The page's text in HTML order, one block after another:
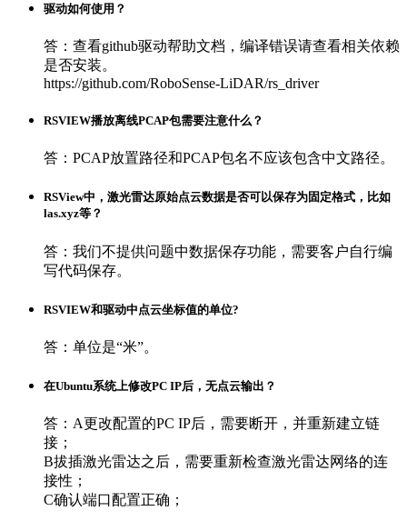
驱动如何使用？
答：查看github驱动帮助文档，编译错误请查看相关依赖
是否安装。
https://github.com/RoboSense-LiDAR/rs_driver
RSVIEW播放离线PCAP包需要注意什么？
答：PCAP放置路径和PCAP包名不应该包含中文路径。
RSView中，激光雷达原始点云数据是否可以保存为固定格式，比如
las.xyz等？
答：我们不提供问题中数据保存功能，需要客户自行编
写代码保存。
RSVIEW和驱动中点云坐标值的单位?
答：单位是“米”。
在Ubuntu系统上修改PC IP后，无点云输出？
答：A更改配置的PC IP后，需要断开，并重新建立链
接；
B拔插激光雷达之后，需要重新检查激光雷达网络的连
接性；
C确认端口配置正确；